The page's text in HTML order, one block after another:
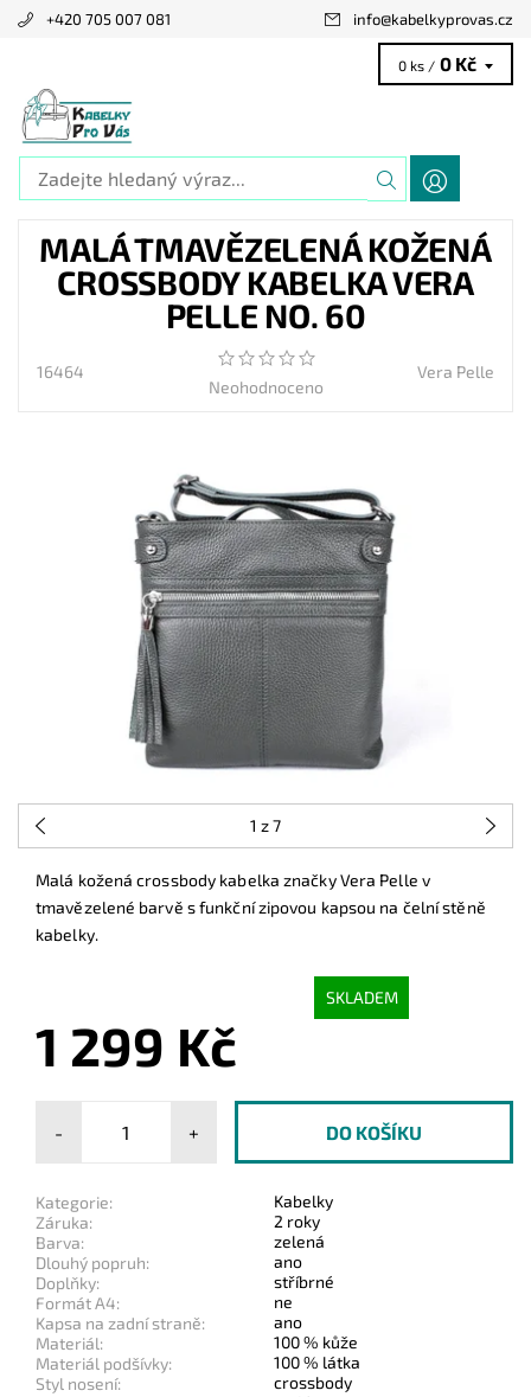
+420 705 007 081 info@kabelkyprovas.cz
0 ks / 0 Kč
MALÁ TMAVĚZELENÁ KOŽENÁ
CROSSBODY KABELKA VERA
PELLE NO. 60
16464
Neohodnoceno
Vera Pelle
1 z 7
Malá kožená crossbody kabelka značky Vera Pelle v
tmavězelené barvě s funkční zipovou kapsou na čelní stěně
kabelky.
SKLADEM
1 299 Kč
- +
Kategorie:
Kabelky
Záruka:
2 roky
Barva:
zelená
Dlouhý popruh:
ano
Doplňky:
stříbrné
Formát A4:
ne
Kapsa na zadní straně:
ano
Materiál:
100 % kůže
Materiál podšívky:
100 % látka
Styl nosení:
crossbody